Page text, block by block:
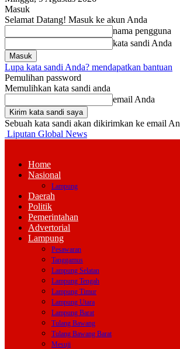
Masuk
Selamat Datang! Masuk ke akun Anda
nama pengguna
kata sandi Anda
Lupa kata sandi Anda? mendapatkan bantuan
Pemulihan password
Memulihkan kata sandi anda
email Anda
Sebuah kata sandi akan dikirimkan ke email
Liputan Global News
Home
Nasional
Lampung
Daerah
Politik
Pemerintahan
Advertorial
Lampung
Pesawaran
Tanggamus
Lampung Selatan
Lampung Tengah
Lampung Timur
Lampung Utara
Lampung Barat
Tulang Bawang
Tulang Bawang Barat
Mesuji